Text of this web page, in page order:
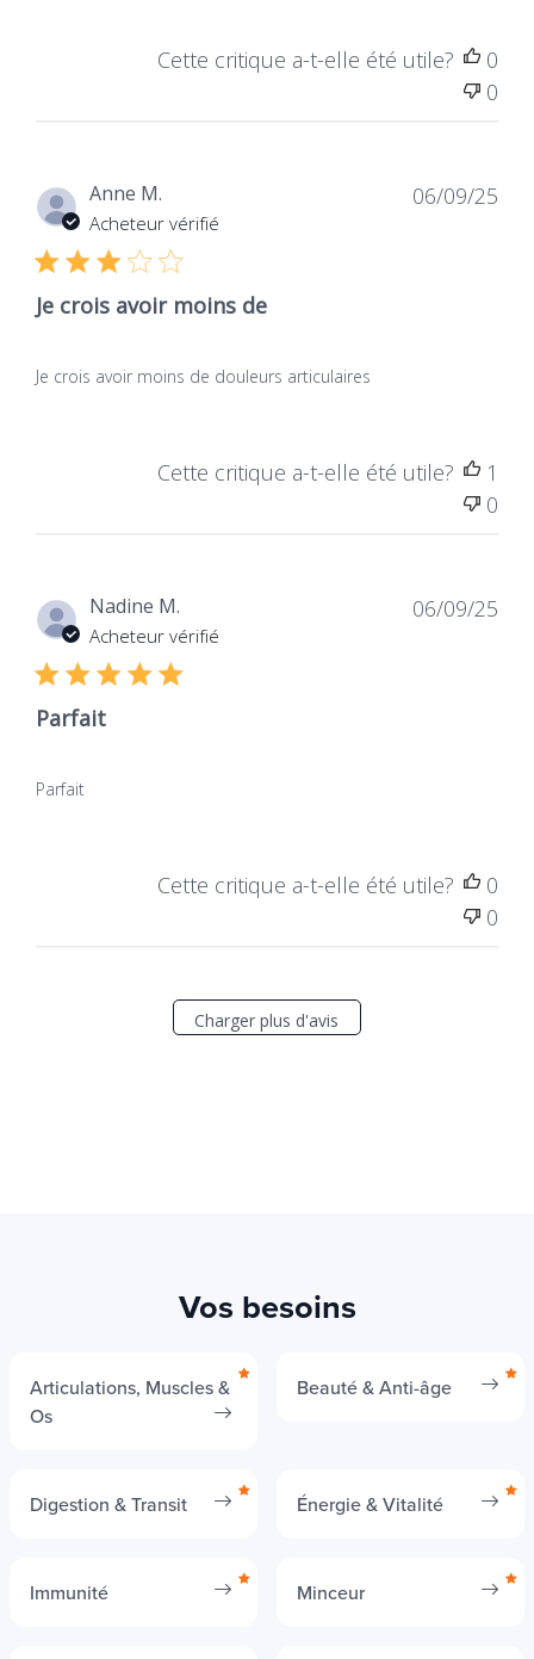
Cette critique a-t-elle été utile?
0
0
Anne M.
Acheteur vérifié
Je crois avoir moins de
Je crois avoir moins de douleurs articulaires
06/09/25
Cette critique a-t-elle été utile?
1
0
Nadine M.
Acheteur vérifié
Parfait
Parfait
06/09/25
Cette critique a-t-elle été utile?
0
0
Charger plus d'avis
Vos besoins
Articulations, Muscles &
Os
Beauté & Anti-âge
Digestion & Transit Énergie & Vitalité
Immunité Minceur